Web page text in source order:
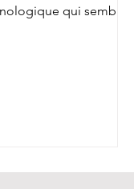
qui semble